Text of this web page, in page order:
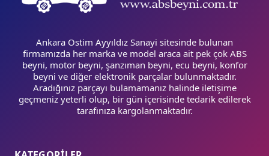
Ankara Ostim Ayyıldız Sanayi sitesinde bulunan
firmamızda her marka ve model araca ait pek çok ABS
beyni, motor beyni, şanzıman beyni, ecu beyni, konfor
beyni ve diğer elektronik parçalar bulunmaktadır.
Aradığınız parçayı bulamamanız halinde iletişime
geçmeniz yeterli olup, bir gün içerisinde tedarik edilerek
tarafınıza kargolanmaktadır.